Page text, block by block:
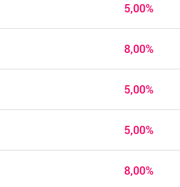
5,00%
8,00%
5,00%
5,00%
8,00%